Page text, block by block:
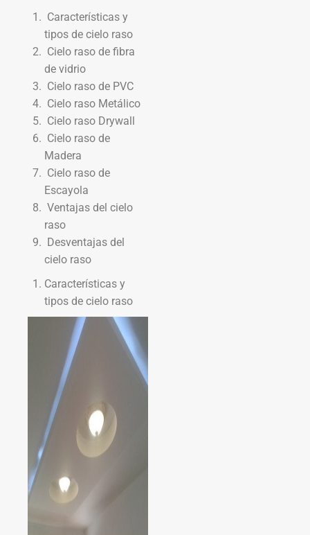
Características y
tipos de cielo raso
Cielo raso de fibra
de vidrio
Cielo raso de PVC
Cielo raso Metálico
Cielo raso Drywall
Cielo raso de
Madera
Cielo raso de
Escayola
Ventajas del cielo
raso
Desventajas del
cielo raso
Características y
tipos de cielo raso